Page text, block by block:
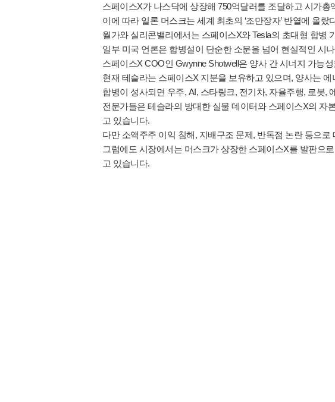
스페이스X가 나스닥에 상장해 750억달러를 조달하고 시가총
이에 따라 일론 머스크는 세계 최초의 ‘조만장자’ 반열에 올랐
월가와 실리콘밸리에서는 스페이스X와 Tesla의 초대형 합병
일부 미국 언론은 합병설이 단순한 소문을 넘어 현실적인 시
스페이스X COO인 Gwynne Shotwell은 양사 간 시너지 가능
현재 테슬라는 스페이스X 지분을 보유하고 있으며, 양사는
합병이 성사되면 우주, AI, 스타링크, 전기차, 자율주행, 로봇,
전문가들은 테슬라의 방대한 실물 데이터와 스페이스X의 자
고 있습니다.
다만 소액주주 이익 침해, 지배구조 문제, 반독점 논란 등으
그럼에도 시장에서는 머스크가 상장한 스페이스X를 발판으
고 있습니다.